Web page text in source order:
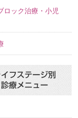
ロック治療・小児
フステージ別
診療メニュー